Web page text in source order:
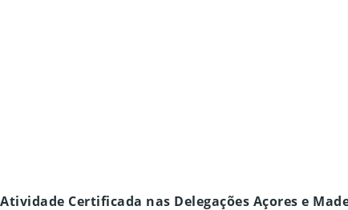
Atividade Certificada nas Delegações Açores e